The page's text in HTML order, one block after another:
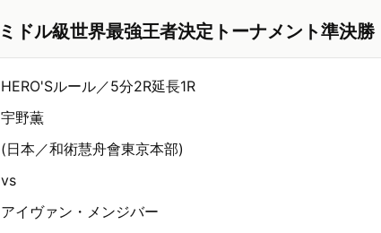
ミドル級世界最強王者決定トーナメント準決勝
HERO'Sルール／5分2R延長1R
宇野薫
(日本／和術慧舟會東京本部)
vs
アイヴァン・メンジバー